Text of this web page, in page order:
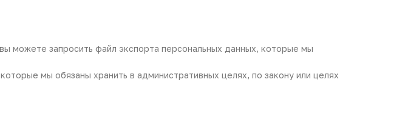
можете запросить файл экспорта персональных данных, которые мы
мы обязаны хранить в административных целях, по закону или целях